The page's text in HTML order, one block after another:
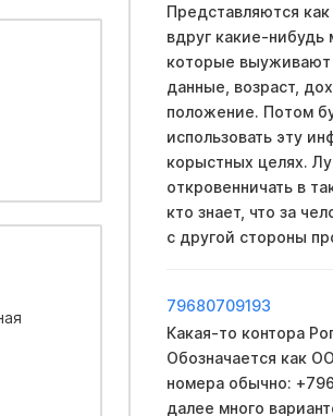
Представляются
вдруг какие-нибудь
которые выуживают
данные, возраст,
положение. Потом
использовать эту
корыстных целях.
откровенничать в
кто знает, что за
с другой стороны
79680709193
Какая-то контора
Обозначается как
номера обычно:
далее много